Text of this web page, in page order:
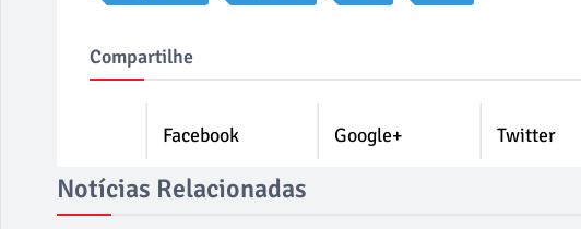
Compartilhe
Facebook Google+ Twitter
Notícias Relacionadas